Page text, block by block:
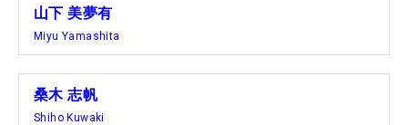
山下 美夢有
Miyu Yamashita
桑木 志帆
Shiho Kuwaki